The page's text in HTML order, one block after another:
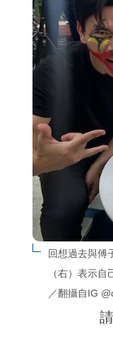
回想過去與傅
（右）表示
／翻攝自IG